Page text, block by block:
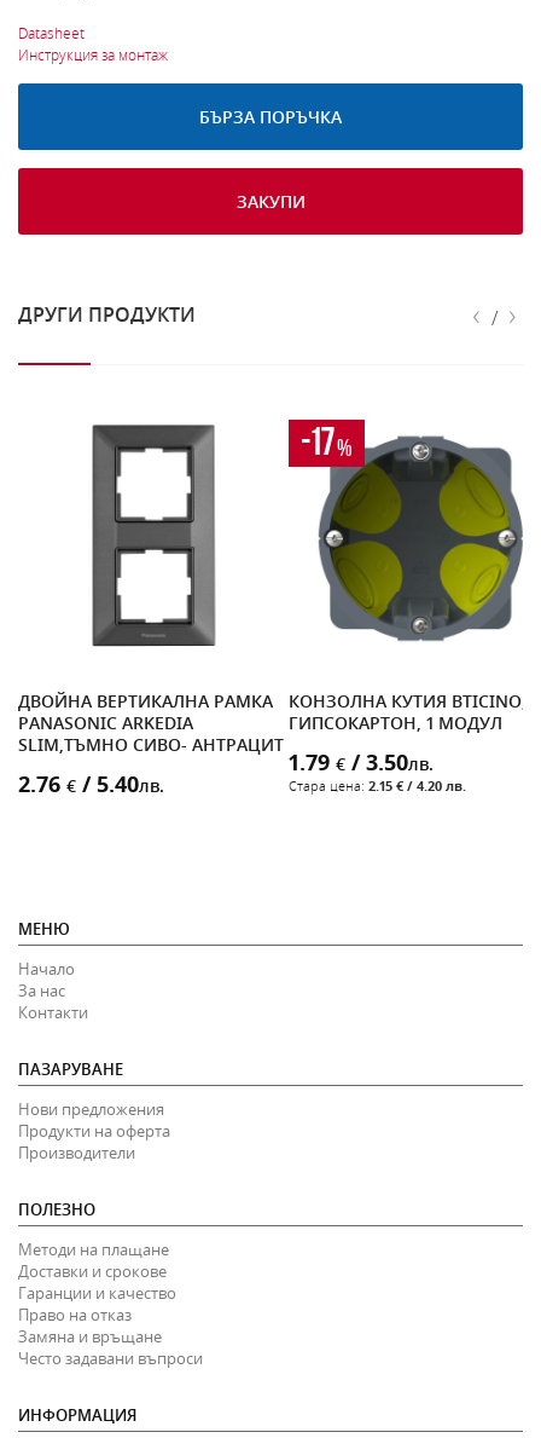
Datasheet
Инструкция за монтаж
БЪРЗА ПОРЪЧКА
ЗАКУПИ
ДРУГИ ПРОДУКТИ ‹ / ›
ДВОЙНА ВЕРТИКАЛНА РАМКА
PANASONIC ARKEDIA
SLIM,ТЪМНО СИВО- АНТРАЦИТ
2.76 € / 5.40лв.
-17%
КОНЗОЛНА КУТИЯ BTICINO,
ГИПСОКАРТОН, 1 МОДУЛ
1.79 € / 3.50лв.
Стара цена: 2.15 € / 4.20 лв.
МЕНЮ
Начало
За нас
Контакти
ПАЗАРУВАНЕ
Нови предложения
Продукти на оферта
Производители
ПОЛЕЗНО
Методи на плащане
Доставки и срокове
Гаранции и качество
Право на отказ
Замяна и връщане
Често задавани въпроси
ИНФОРМАЦИЯ